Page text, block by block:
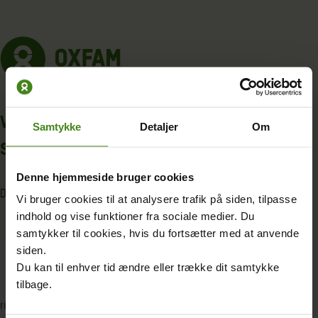
Samtykke Detaljer Om
Denne hjemmeside bruger cookies
Vi bruger cookies til at analysere trafik på siden, tilpasse
indhold og vise funktioner fra sociale medier. Du
samtykker til cookies, hvis du fortsætter med at anvende
siden.
Du kan til enhver tid ændre eller trække dit samtykke
tilbage.
indhold
Vil du hjælpe os med at svare på nogle
spørgsmål om vores arbejde?
Det tager kun 2 minutter.